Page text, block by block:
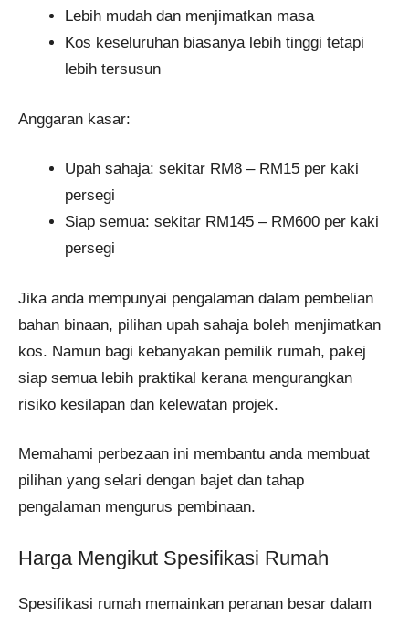
Lebih mudah dan menjimatkan masa
Kos keseluruhan biasanya lebih tinggi tetapi
lebih tersusun
Anggaran kasar:
Upah sahaja: sekitar RM8 – RM15 per kaki
persegi
Siap semua: sekitar RM145 – RM600 per kaki
persegi
Jika anda mempunyai pengalaman dalam pembelian
bahan binaan, pilihan upah sahaja boleh menjimatkan
kos. Namun bagi kebanyakan pemilik rumah, pakej
siap semua lebih praktikal kerana mengurangkan
risiko kesilapan dan kelewatan projek.
Memahami perbezaan ini membantu anda membuat
pilihan yang selari dengan bajet dan tahap
pengalaman mengurus pembinaan.
Harga Mengikut Spesifikasi Rumah
Spesifikasi rumah memainkan peranan besar dalam